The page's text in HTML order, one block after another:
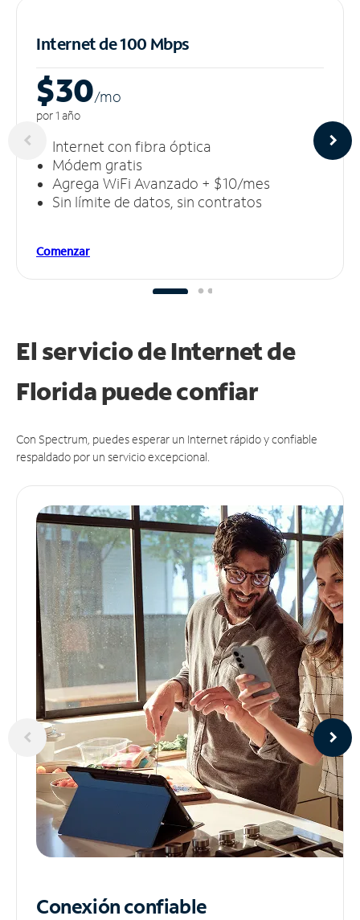
Internet de 100 Mbps
$30/mo
por 1 año
Internet con fibra óptica
Módem gratis
Agrega WiFi Avanzado + $10/mes
Sin límite de datos, sin contratos
Comenzar
El servicio de Internet de
Florida puedeconfiar
Con Spectrum, puedes esperar un Internet rápido y confiable
respaldado por un servicio excepcional.
Conexión confiable